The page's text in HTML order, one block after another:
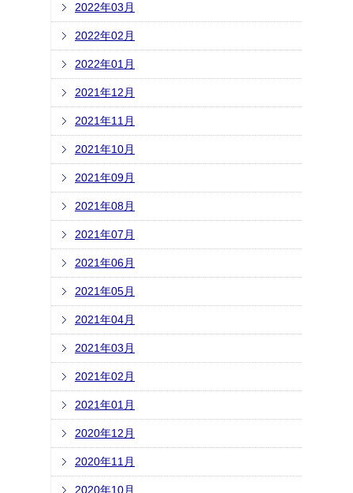
2022年03月
2022年02月
2022年01月
2021年12月
2021年11月
2021年10月
2021年09月
2021年08月
2021年07月
2021年06月
2021年05月
2021年04月
2021年03月
2021年02月
2021年01月
2020年12月
2020年11月
2020年10月